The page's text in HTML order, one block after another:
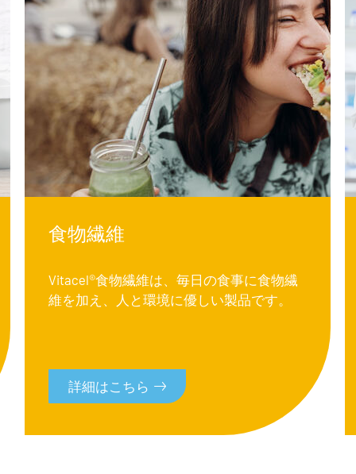
食物繊維
Vitacel®食物繊維は、毎日の食事に食物繊
維を加え、人と環境に優しい製品です。
詳細はこちら